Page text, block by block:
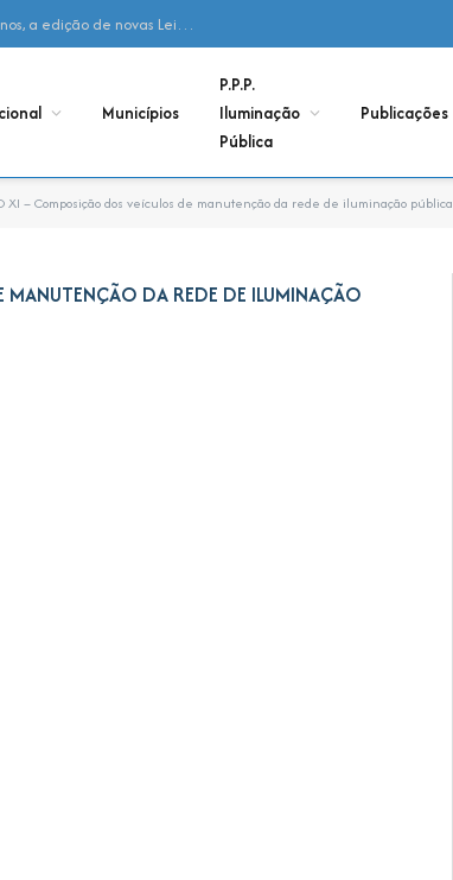
Declaração – Não houve, nos últimos 03 (três) anos, a edição de novas Leis Municipais de Adesão ao Consórcio
Municípios
P.P.P.
Iluminação
Pública
Publicações
XI – Composição dos veículos de manutenção da rede de iluminação pública
DA REDE DE ILUMINAÇÃO